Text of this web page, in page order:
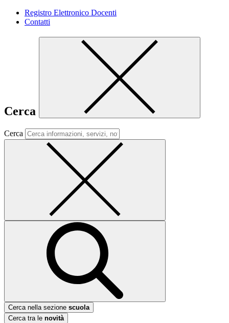
Registro Elettronico Docenti
Contatti
Cerca
Cerca
Cerca nella sezione scuola
Cerca tra le novità